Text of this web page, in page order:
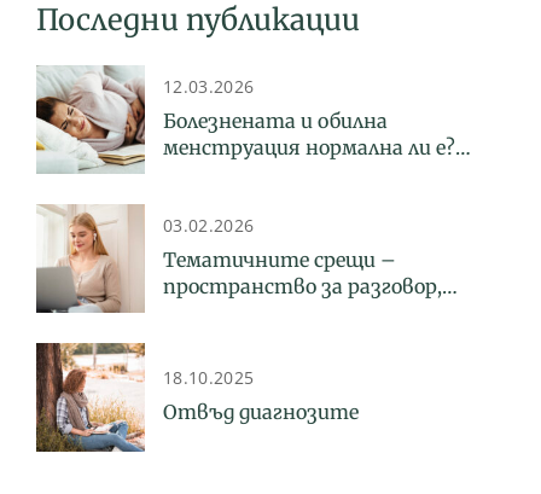
Последни публикации
Болезнената и обилна
менструация нормална ли е?
12.03.2026
Тематичните срещи –
пространство за разговор,
03.02.2026
Отвъд диагнозите
18.10.2025